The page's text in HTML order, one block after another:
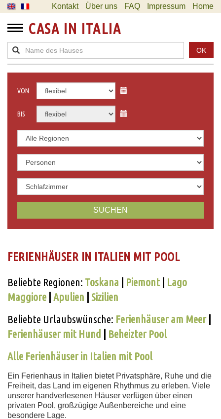
Kontakt Über uns FAQ Impressum Home
CASA IN ITALIA
OK
VON
BIS
SUCHEN
FERIENHÄUSER IN ITALIEN MIT POOL
Beliebte Regionen: Toskana Piemont| Lago
Maggiore Apulien Sizilien
Beliebte Urlaubswünsche: Ferienhäuser am Meer|
Ferienhäuser mit Hund
Beheizter Pool
Alle Ferienhäuser in Italien mit Pool
Ein Ferienhaus in Italien bietet Privatsphäre, Ruhe und die
Freiheit, das Land im eigenen Rhythmus zu erleben. Viele
unserer handverlesenen Häuser verfügen über einen
privaten Pool, großzügige Außenbereiche und eine
besondere Lage.